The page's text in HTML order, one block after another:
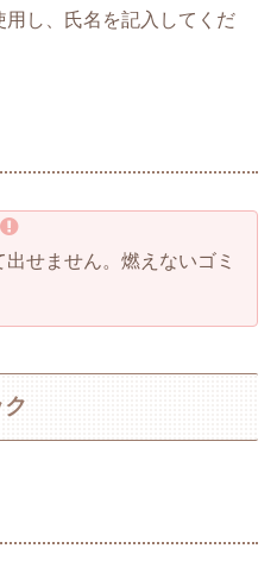
し、氏名を記入してくだ
せません。燃えないゴミ